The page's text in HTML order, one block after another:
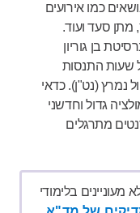
כמו אירועים
מתן סעד ועוד.
בן גוריון
שעות התנסות
נמרץ (נט"ן). כדאי
גדול וחדשני
מתרגלים
בלימודי